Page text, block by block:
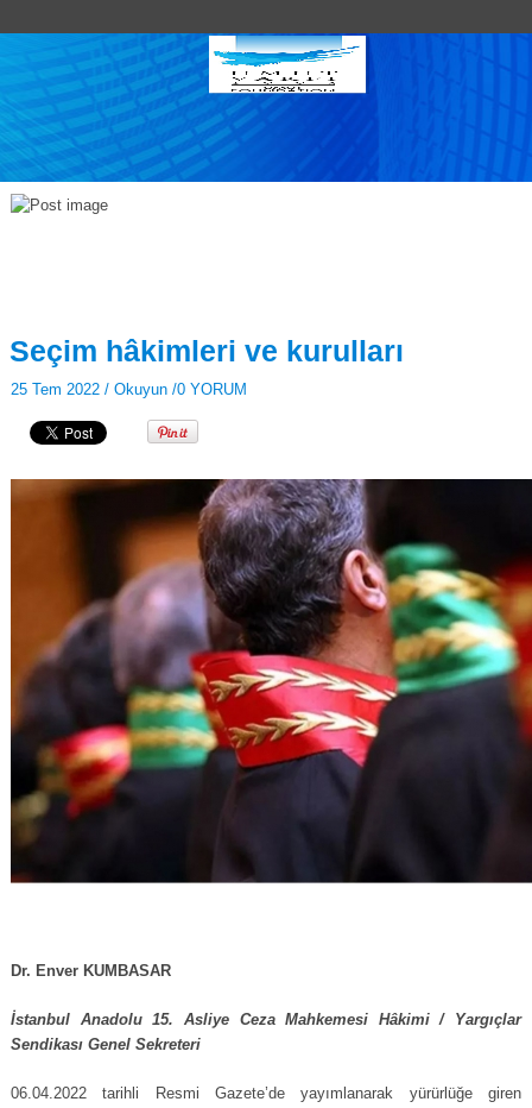
Seçim hâkimleri ve kurulları
25 Tem 2022 / Okuyun /0 YORUM
Dr. Enver KUMBASAR
İstanbul Anadolu 15. Asliye Ceza Mahkemesi Hâkimi / Yargıçlar
Sendikası Genel Sekreteri
06.04.2022 tarihli Resmi Gazete’de yayımlanarak yürürlüğe giren